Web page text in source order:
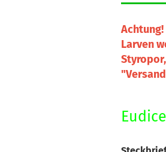
Larven